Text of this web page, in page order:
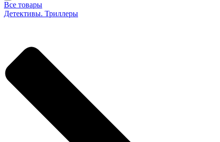
Все товары
Детективы. Триллеры